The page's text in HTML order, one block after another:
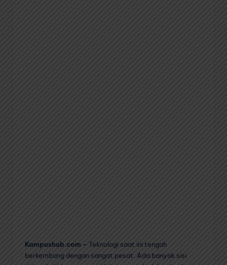
Kampushub.com – Teknologi saat ini tengah
berkembang dengan sangat pesat. Ada banyak sisi